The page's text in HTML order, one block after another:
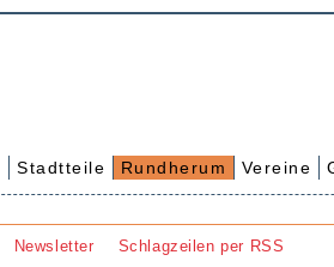
Stadtteile Rundherum Vereine
Newsletter Schlagzeilen per RSS